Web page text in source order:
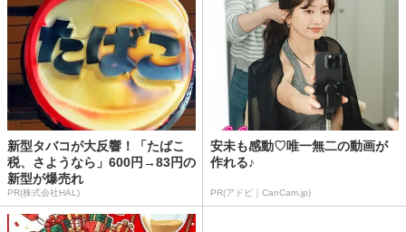
新型タバコが大反響！「たばこ
税、さようなら」600円→83円の
新型が爆売れ
PR(株式会社HAL)
安未も感動♡唯一無二の動画が
作れる♪
PR(アドビ｜CanCam.jp)